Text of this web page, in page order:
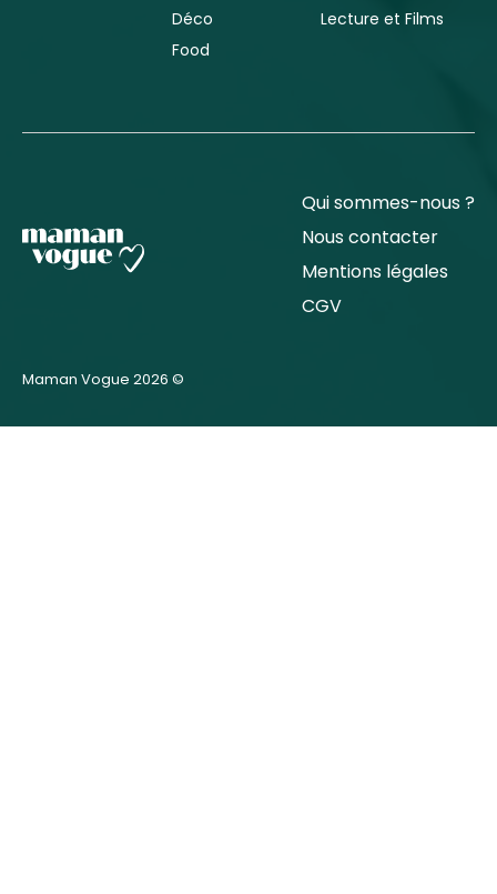
Déco
Food
Lecture et Films
Qui sommes-nous ?
Nous contacter
Mentions légales
CGV
Maman Vogue 2026 ©